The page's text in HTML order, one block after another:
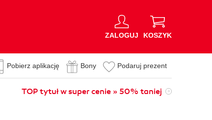
ZALOGUJ KOSZYK
Pobierz aplikację Bony Podaruj prezent
TOP tytuł w super cenie » 50% taniej